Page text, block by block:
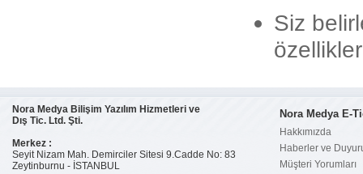
Siz
Nora Medya Bilişim Yazılım Hizmetleri ve
Dış Tic. Ltd. Şti.
Merkez :
Seyit Nizam Mah. Demirciler Sitesi 9.Cadde No: 83
Zeytinburnu - İSTANBUL
Nora Medya E-
Hakkımızda
Haberler ve
Müşteri Yorumları